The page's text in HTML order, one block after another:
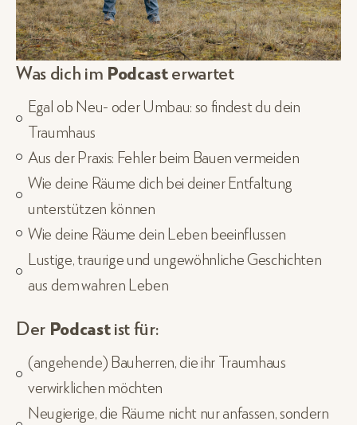
Was dich im Podcasterwartet
Egal ob Neu- oder Umbau: so findest du dein
Traumhaus
Aus der Praxis: Fehler beim Bauen vermeiden
Wie deine Räume dich bei deiner Entfaltung
unterstützen können
Wie deine Räume dein Leben beeinflussen
Lustige, traurige und ungewöhnliche Geschichten
aus dem wahren Leben
Der Podcastist für:
(angehende) Bauherren, die ihr Traumhaus
verwirklichen möchten
Neugierige, die Räume nicht nur anfassen, sondern